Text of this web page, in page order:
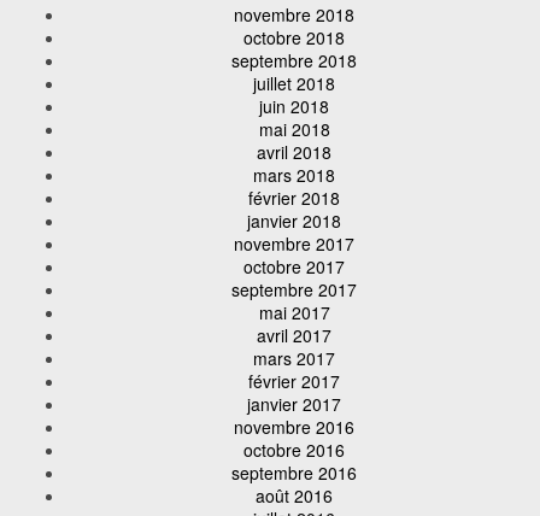
novembre 2018
octobre 2018
septembre 2018
juillet 2018
juin 2018
mai 2018
avril 2018
mars 2018
février 2018
janvier 2018
novembre 2017
octobre 2017
septembre 2017
mai 2017
avril 2017
mars 2017
février 2017
janvier 2017
novembre 2016
octobre 2016
septembre 2016
août 2016